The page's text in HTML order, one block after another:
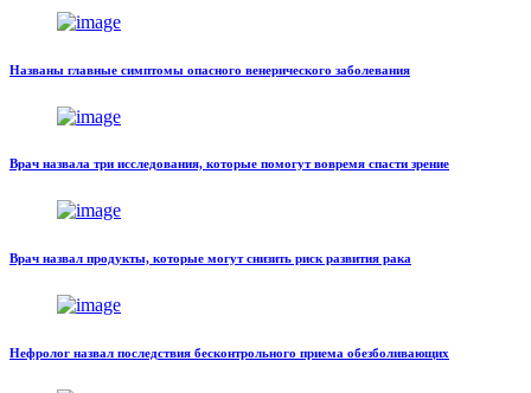
Названы главные симптомы опасного венерического заболевания
Врач назвала три исследования, которые помогут вовремя спасти зрение
Врач назвал продукты, которые могут снизить риск развития рака
Нефролог назвал последствия бесконтрольного приема обезболивающих